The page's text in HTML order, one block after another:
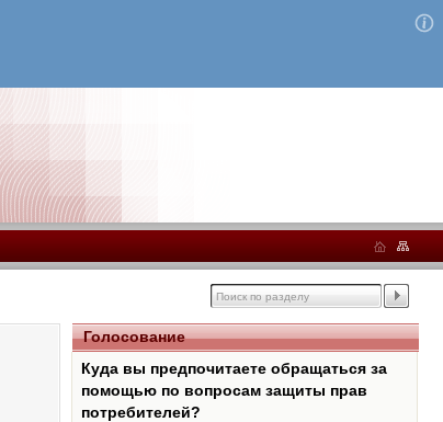
Голосование
Куда вы предпочитаете обращаться за
помощью по вопросам защиты прав
потребителей?